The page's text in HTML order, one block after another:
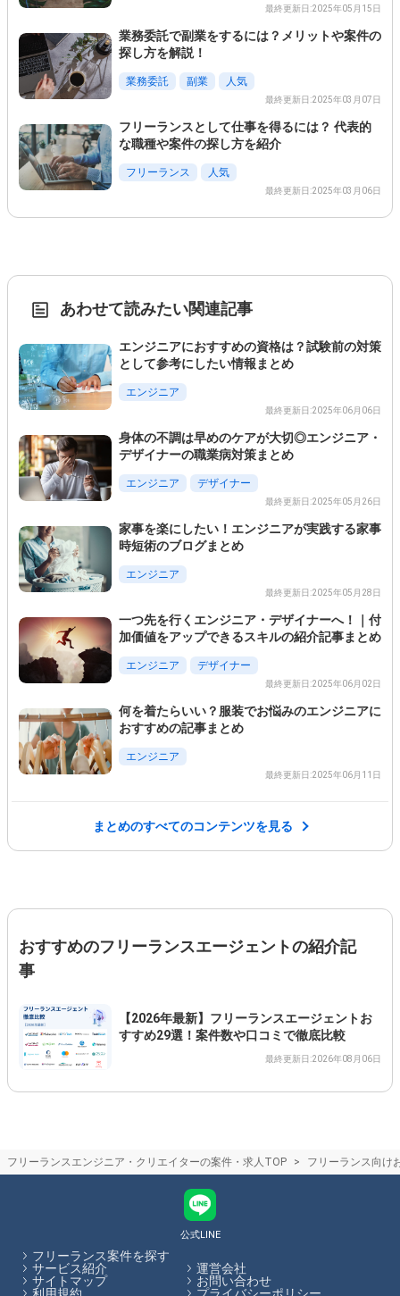
最終更新日:2025年05月15日
業務委託で副業をするには？メリットや案件の
探し方を解説！
業務委託 副業 人気
最終更新日:2025年03月07日
フリーランスとして仕事を得るには？ 代表的
な職種や案件の探し方を紹介
フリーランス 人気
最終更新日:2025年03月06日
あわせて読みたい関連記事
エンジニアにおすすめの資格は？試験前の対策
として参考にしたい情報まとめ
エンジニア
最終更新日:2025年06月06日
身体の不調は早めのケアが大切◎エンジニア・
デザイナーの職業病対策まとめ
エンジニア デザイナー
最終更新日:2025年05月26日
家事を楽にしたい！エンジニアが実践する家事
時短術のブログまとめ
エンジニア
最終更新日:2025年05月28日
一つ先を行くエンジニア・デザイナーへ！｜付
加価値をアップできるスキルの紹介記事まとめ
エンジニア デザイナー
最終更新日:2025年06月02日
何を着たらいい？服装でお悩みのエンジニアに
おすすめの記事まとめ
エンジニア
最終更新日:2025年06月11日
まとめのすべてのコンテンツを見る
おすすめのフリーランスエージェントの紹介記
事
【2026年最新】フリーランスエージェントお
すすめ29選！案件数や口コミで徹底比較
最終更新日:2026年08月06日
フリーランスエンジニア・クリエイターの案件・求人TOP フリーランス向け
公式LINE
フリーランス案件を探す
サービス紹介
運営会社
サイトマップ
お問い合わせ